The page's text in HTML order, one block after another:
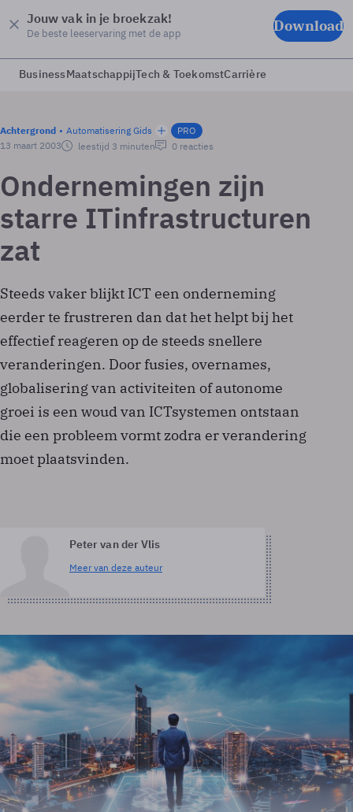
Jouw vak in je broekzak!
De beste leeservaring met de app Download
BusinessMaatschappijTech & ToekomstCarrière
Achtergrond Automatisering Gids
PRO
13 maart 2003
leestijd 3 minuten 0 reacties
Ondernemingen zijn
starre IT­infrastructuren
zat
Steeds vaker blijkt ICT een onderneming
eerder te frustreren dan dat het helpt bij het
effectief reageren op de steeds snellere
veranderingen. Door fusies, overnames,
globalisering van activiteiten of autonome
groei is een woud van ICT­systemen ontstaan
die een probleem vormt zodra er verandering
moet plaatsvinden.
Peter van der Vlis
Meer van deze auteur